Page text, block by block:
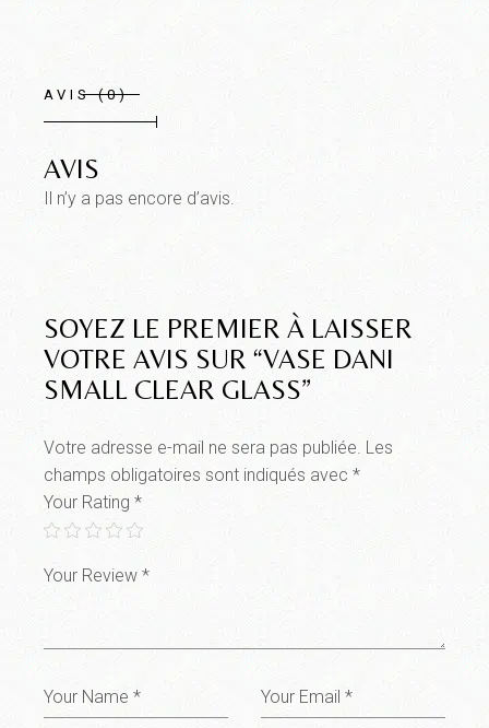
AVIS (0)
AVIS
Il n’y a pas encore d’avis.
SOYEZ LE PREMIER À LAISSER
VOTRE AVIS SUR “VASE DANI
SMALL CLEAR GLASS”
Votre adresse e-mail ne sera pas publiée. Les
champs obligatoires sont indiqués avec*
Your Rating*